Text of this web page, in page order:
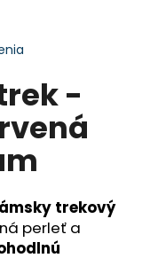
-
trekový
perleť a